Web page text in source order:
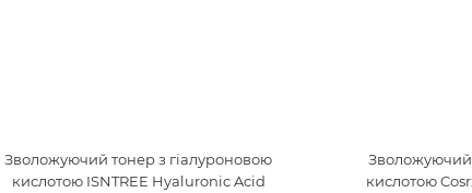
Зволожуючий тонер з гіалуроновою
кислотою ISNTREE Hyaluronic Acid
Зволожуючий
кислотою